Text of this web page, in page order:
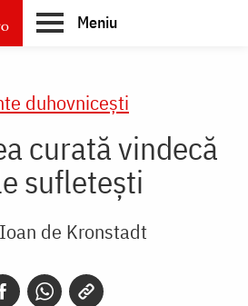
Meniu
duhovnicești
curată vindecă
sufletești
de Kronstadt